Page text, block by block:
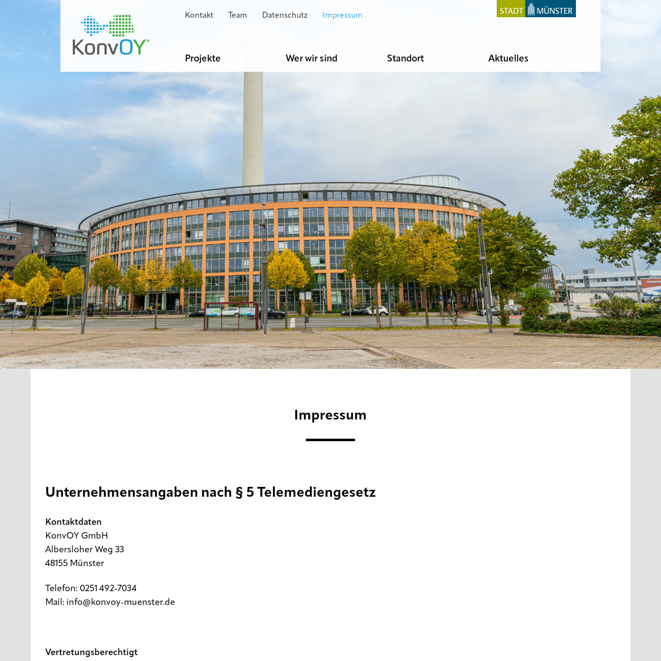
Projekte Wer wir sind Standort Aktuelles
Kontakt Team Datenschutz Impressum
Impressum
Unternehmensangaben nach § 5 Telemediengesetz
Kontaktdaten
KonvOY GmbH
Albersloher Weg 33
48155 Münster
Telefon: 0251 492-7034
Mail: info@konvoy-muenster.de
Vertretungsberechtigt